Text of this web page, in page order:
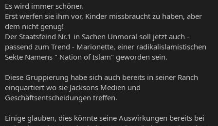
Es wird immer schöner.
Erst werfen sie ihm vor, Kinder missbraucht zu haben, aber
dem nicht genug!
Der Staatsfeind Nr.1 in Sachen Unmoral soll jetzt auch -
passend zum Trend - Marionette, einer radikalislamistischen
Sekte Namens " Nation of Islam" geworden sein.
Diese Gruppierung habe sich auch bereits in seiner Ranch
einquartiert wo sie Jacksons Medien und
Geschäftsentscheidungen treffen.
Einige glauben, dies könnte seine Auswirkungen bereits bei